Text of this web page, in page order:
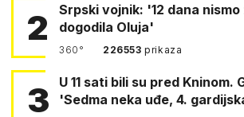
2
Srpski vojnik: '12 dana nismo
dogodila Oluja'
360° 226553prikaza
3
U 11 sati bili su pred Kninom. Gotovina:
'Sedma neka uđe, 4.